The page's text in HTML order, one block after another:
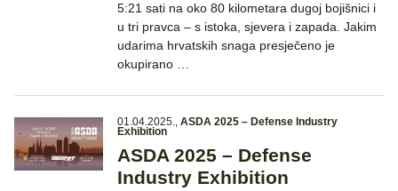
5:21 sati na oko 80 kilometara dugoj bojišnici i
u tri pravca – s istoka, sjevera i zapada. Jakim
udarima hrvatskih snaga presječeno je
okupirano …
01.04.2025., ASDA 2025 – Defense Industry
Exhibition
ASDA 2025 – Defense
Industry Exhibition